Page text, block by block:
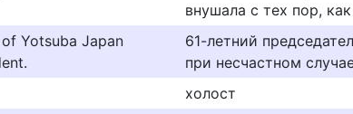
внушала с тех пор,
Yotsuba Japan
61-летний
при несчастном
холост